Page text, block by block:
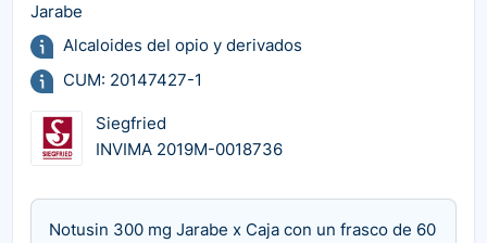
Jarabe
Alcaloides del opio y derivados
CUM: 20147427-1
Siegfried
INVIMA 2019M-0018736
Notusin 300 mg Jarabe x Caja con un frasco de 60